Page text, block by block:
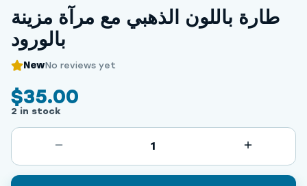
طارة باللون الذهبي مع مرآة مزينة
بالورود
NewNo reviews yet
$35.00
2 in stock
1